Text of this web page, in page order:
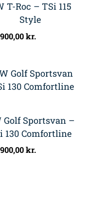
T-Roc – TSi 115
Style
kr.
Golf Sportsvan –
130 Comfortline
kr.